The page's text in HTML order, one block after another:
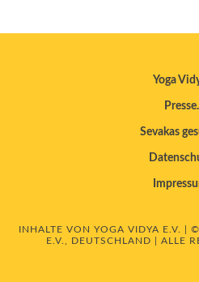
Yoga
Presse
Sevakas
INHALTE VON YOGA VIDYA E.V. |
E.V., DEUTSCHLAND | ALLE